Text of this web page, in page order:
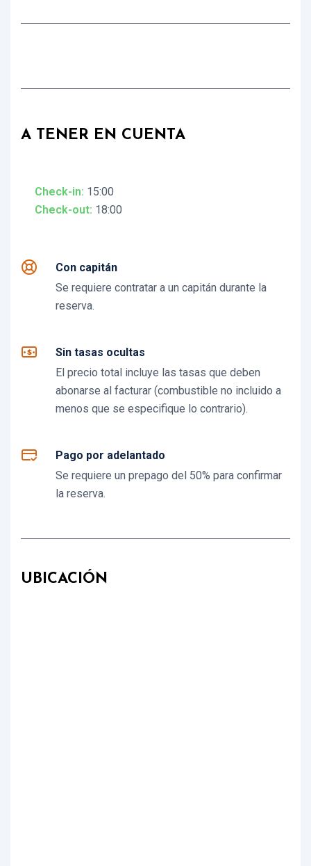
A TENER EN CUENTA
Check-in: 15:00
Check-out: 18:00
Con capitán
Se requiere contratar a un capitán durante la
reserva.
Sin tasas ocultas
El precio total incluye las tasas que deben
abonarse al facturar (combustible no incluido a
menos que se especifique lo contrario).
Pago por adelantado
Se requiere un prepago del 50% para confirmar
la reserva.
UBICACIÓN